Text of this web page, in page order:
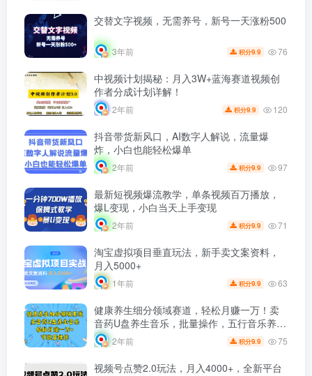
交替文字视频，无需养号，新号一天涨粉500
3年前 积分9.9 76
中视频计划揭秘：月入3W+蓝海赛道视频创
作者分成计划详解！
2年前 积分9.9 120
抖音带货新风口，AI数字人解说，流量爆
炸，小白也能轻松爆单
2年前 积分9.9 97
最新短视频爆流教学，单条视频百万播放，
爆L变现，小白当天上手变现
2年前 积分9.9 71
淘宝虚拟项目垂直玩法，新手卖文案资料，
月入5000+
1年前 积分9.9 63
健康养生细分领域赛道，轻松月赚一万！卖
音药U盘养生音乐，批量操作，五行音乐养生
热潮，中年男性及女性受众
2年前 积分9.9 75
视频号点赞2.0玩法，月入4000+，全新平台